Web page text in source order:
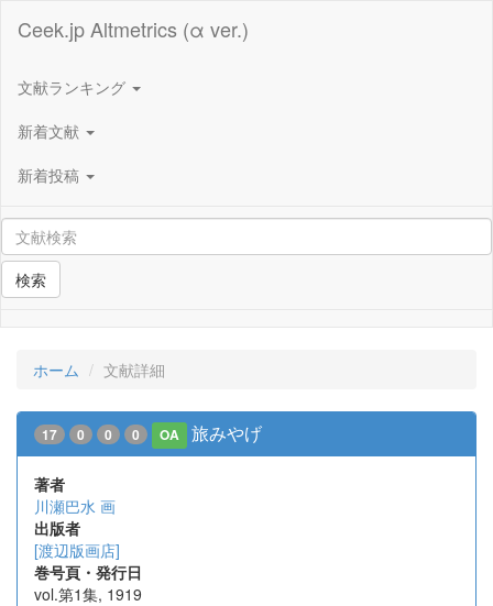
Ceek.jp Altmetrics (α ver.)
文献ランキング
新着文献
新着投稿
検索
ホーム 文献詳細
17 0 0 0 OA 旅みやげ
著者
川瀬巴水 画
出版者
[渡辺版画店]
巻号頁・発行日
vol.第1集, 1919